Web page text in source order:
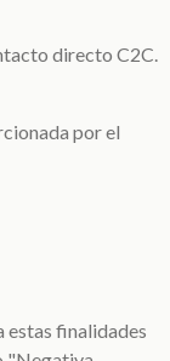
directo C2C.
por el
estas finalidades